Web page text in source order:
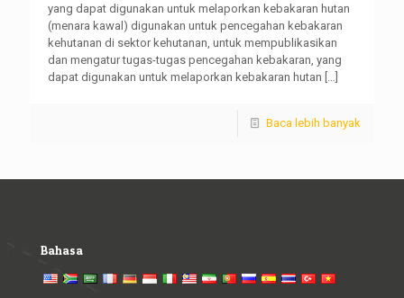
yang dapat digunakan untuk melaporkan kebakaran hutan
(menara kawal) digunakan untuk pencegahan kebakaran
kehutanan di sektor kehutanan, untuk mempublikasikan
dan mengatur tugas-tugas pencegahan kebakaran, yang
dapat digunakan untuk melaporkan kebakaran hutan […]
Baca lebih banyak
Bahasa